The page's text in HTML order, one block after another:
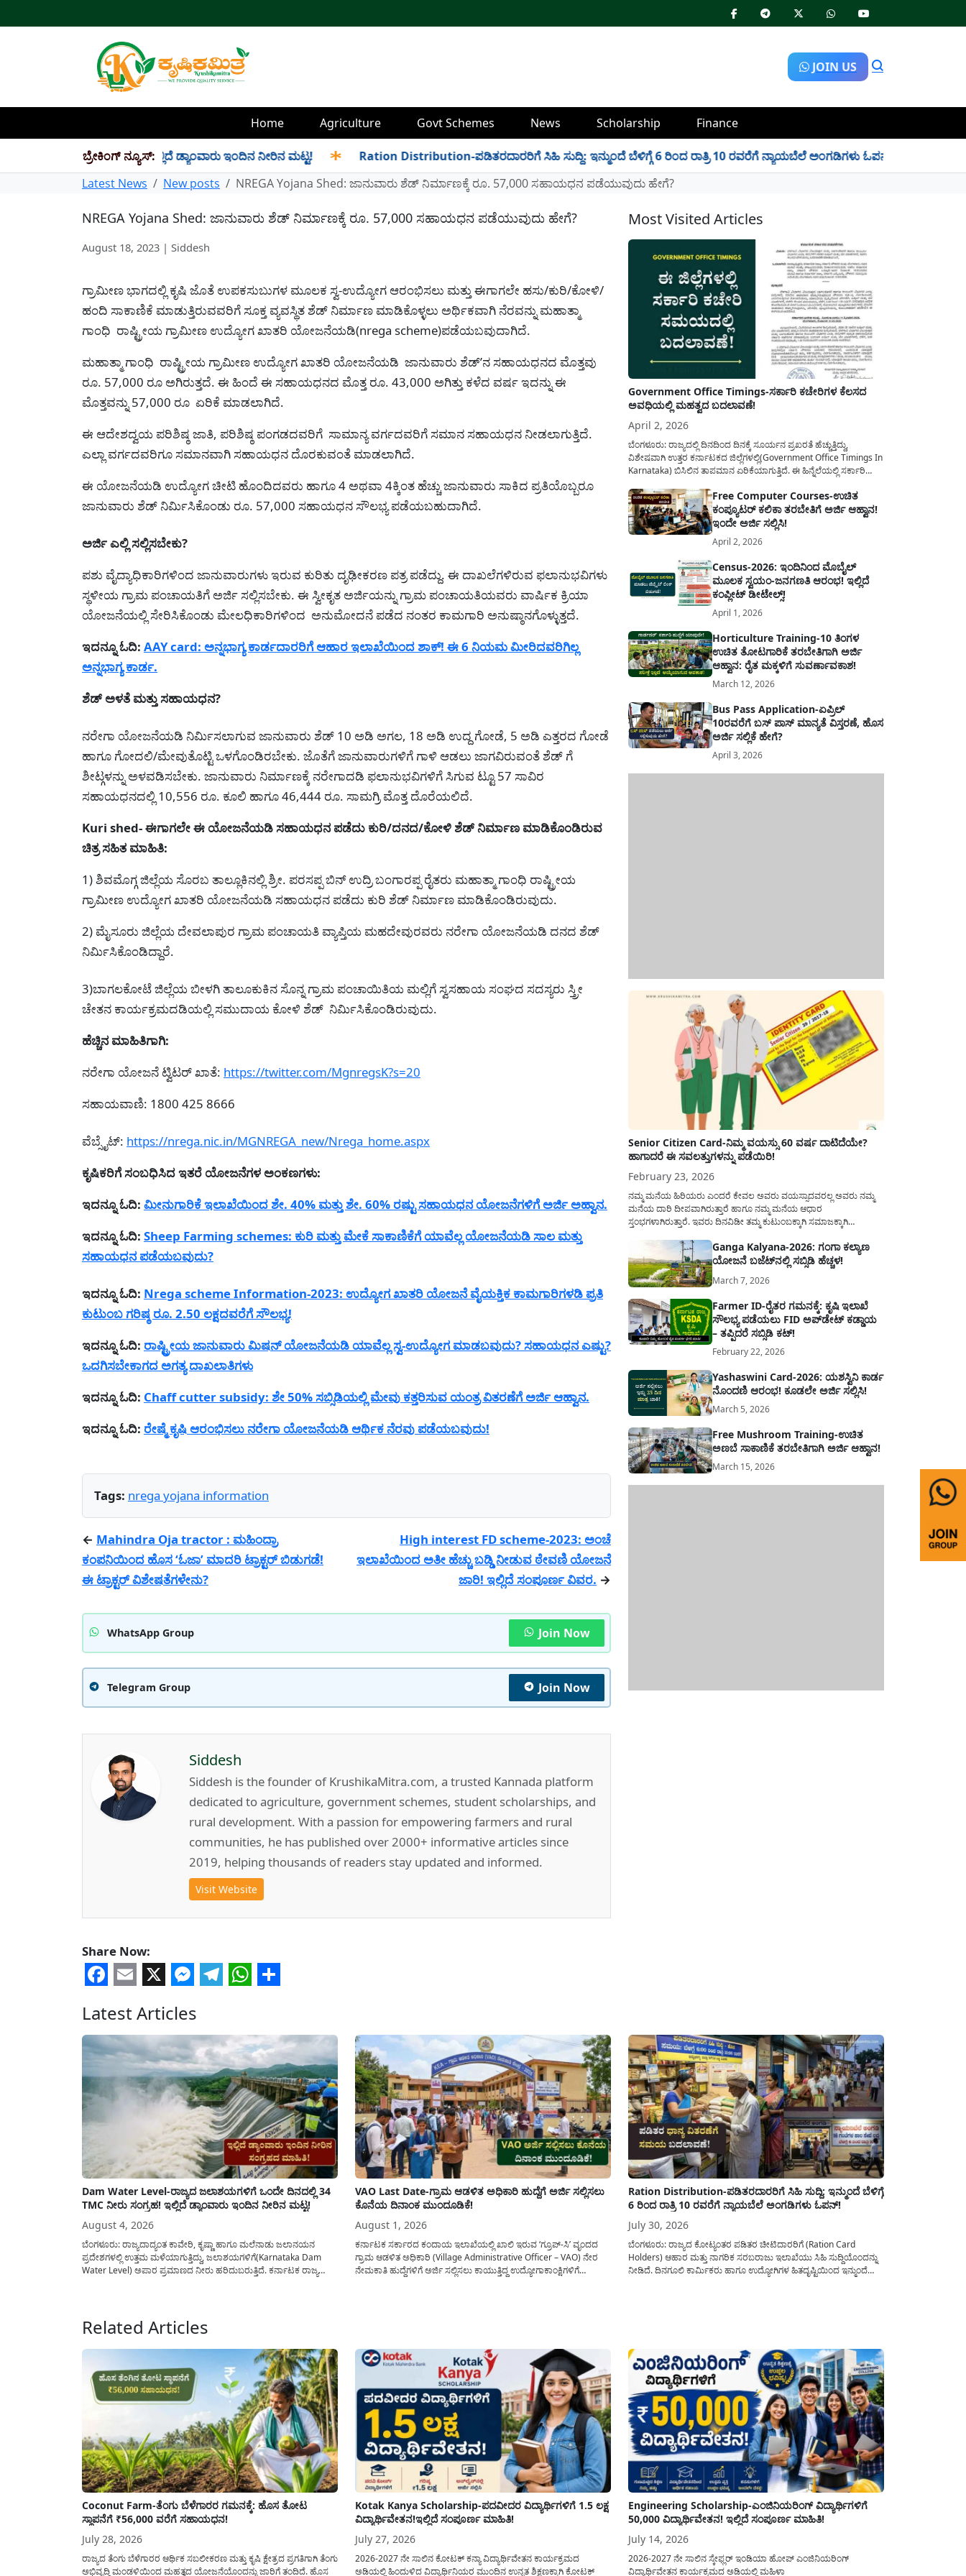
JOIN US
Home Agriculture Govt Schemes News Scholarship Finance
ಬ್ರೇಕಿಂಗ್ ನ್ಯೂಸ್:
TMC ನೀರು ಸಂಗ್ರಹ! ಇಲ್ಲಿದೆ ಡ್ಯಾಂವಾರು ಇಂದಿನ ನೀರಿನ ಮಟ್ಟ! ✱ Ration Distribution-ಪಡಿತರದಾರರಿಗೆ ಸಿಹಿ ಸುದ್ದಿ: ಇನ್ಮುಂದೆ ಬೆಳಿಗ್ಗೆ 6 ರಿಂದ ರಾತ್ರಿ 10 ರವರೆಗೆ ನ್ಯಾಯಬೆಲೆ ಅಂಗಡಿಗಳು ಓಪನ್! ✱
Latest News
New posts NREGA Yojana Shed: ಜಾನುವಾರು ಶೆಡ್ ನಿರ್ಮಾಣಕ್ಕೆ ರೂ. 57,000 ಸಹಾಯಧನ ಪಡೆಯುವುದು ಹೇಗೆ?
NREGA Yojana Shed: ಜಾನುವಾರು ಶೆಡ್ ನಿರ್ಮಾಣಕ್ಕೆ ರೂ. 57,000 ಸಹಾಯಧನ ಪಡೆಯುವುದು ಹೇಗೆ?
August 18, 2023 | Siddesh
ಗ್ರಾಮೀಣ ಭಾಗದಲ್ಲಿ ಕೃಷಿ ಜೊತೆ ಉಪಕಸುಬುಗಳ ಮೂಲಕ ಸ್ವ-ಉದ್ಯೋಗ ಆರಂಭಿಸಲು ಮತ್ತು ಈಗಾಗಲೇ ಹಸು/ಕುರಿ/ಕೋಳಿ/
ಹಂದಿ ಸಾಕಾಣಿಕೆ ಮಾಡುತ್ತಿರುವವರಿಗೆ ಸೂಕ್ತ ವ್ಯವಸ್ಥಿತ ಶೆಡ್ ನಿರ್ಮಾಣ ಮಾಡಿಕೊಳ್ಳಲು ಅರ್ಥಿಕವಾಗಿ ನೆರವನ್ನು ಮಹಾತ್ಮಾ
ಗಾಂಧಿ ರಾಷ್ಟ್ರೀಯ ಗ್ರಾಮೀಣ ಉದ್ಯೋಗ ಖಾತರಿ ಯೋಜನೆಯಡಿ(nrega scheme)ಪಡೆಯಬವುದಾಗಿದೆ.
ಮಹಾತ್ಮಾ ಗಾಂಧಿ ರಾಷ್ಟ್ರೀಯ ಗ್ರಾಮೀಣ ಉದ್ಯೋಗ ಖಾತರಿ ಯೋಜನೆಯಡಿ ಜಾನುವಾರು ಶೆಡ್’ನ ಸಹಾಯಧನದ ಮೊತ್ತವು
ರೂ. 57,000 ರೂ ಅಗಿರುತ್ತದೆ. ಈ ಹಿಂದೆ ಈ ಸಹಾಯಧನದ ಮೊತ್ತ ರೂ. 43,000 ಅಗಿತ್ತು ಕಳೆದ ವರ್ಷ ಇದನ್ನು ಈ
ಮೊತ್ತವನ್ನು 57,000 ರೂ ಏರಿಕೆ ಮಾಡಲಾಗಿದೆ.
ಈ ಆದೇಶದ್ವಯ ಪರಿಶಿಷ್ಠ ಜಾತಿ, ಪರಿಶಿಷ್ಠ ಪಂಗಡದವರಿಗೆ ಸಾಮಾನ್ಯ ವರ್ಗದವರಿಗೆ ಸಮಾನ ಸಹಾಯಧನ ನೀಡಲಾಗುತ್ತಿದೆ.
ಎಲ್ಲಾ ವರ್ಗದವರಿಗೂ ಸಮಾನವಾಗಿ ಸಹಾಯಧನ ದೊರಕುವಂತೆ ಮಾಡಲಾಗಿದೆ.
ಈ ಯೋಜನೆಯಡಿ ಉದ್ಯೋಗ ಚೀಟಿ ಹೊಂದಿದವರು ಹಾಗೂ 4 ಅಥವಾ 4ಕ್ಕಿಂತ ಹೆಚ್ಚು ಜಾನುವಾರು ಸಾಕಿದ ಪ್ರತಿಯೊಬ್ಬರೂ
ಜಾನುವಾರು ಶೆಡ್ ನಿರ್ಮಿಸಿಕೊಂಡು ರೂ. 57,000 ಸಹಾಯಧನ ಸೌಲಭ್ಯ ಪಡೆಯಬಹುದಾಗಿದೆ.
ಅರ್ಜಿ ಎಲ್ಲಿ ಸಲ್ಲಿಸಬೇಕು?
ಪಶು ವೈದ್ಯಾಧಿಕಾರಿಗಳಿಂದ ಜಾನುವಾರುಗಳು ಇರುವ ಕುರಿತು ದೃಢೀಕರಣ ಪತ್ರ ಪಡೆದ್ದು. ಈ ದಾಖಲೆಗಳಿರುವ ಫಲಾನುಭವಿಗಳು
ಸ್ಥಳೀಯ ಗ್ರಾಮ ಪಂಚಾಯತಿಗೆ ಅರ್ಜಿ ಸಲ್ಲಿಸಬೇಕು. ಈ ಸ್ವೀಕೃತ ಅರ್ಜಿಯನ್ನು ಗ್ರಾಮ ಪಂಚಾಯತಿಯವರು ವಾರ್ಷಿಕ ಕ್ರಿಯಾ
ಯೋಜನೆಯಲ್ಲಿ ಸೇರಿಸಿಕೊಂಡು ಮೇಲಧಿಕಾರಿಗಳಿಂದ ಅನುಮೋದನೆ ಪಡೆದ ನಂತರ ಕಾಮಗಾರಿ ಅನುಷ್ಠಾನಗೊಳ್ಳುತ್ತದೆ.
ಇದನ್ನೂ ಓದಿ: AAY card: ಅನ್ನಭಾಗ್ಯ ಕಾರ್ಡದಾರರಿಗೆ ಆಹಾರ ಇಲಾಖೆಯಿಂದ ಶಾಕ್! ಈ 6 ನಿಯಮ ಮೀರಿದವರಿಗಿಲ್ಲ
ಅನ್ನಭಾಗ್ಯ ಕಾರ್ಡ.
ಶೆಡ್ ಅಳತೆ ಮತ್ತು ಸಹಾಯಧನ?
ನರೇಗಾ ಯೋಜನೆಯಡಿ ನಿರ್ಮಿಸಲಾಗುವ ಜಾನುವಾರು ಶೆಡ್ 10 ಅಡಿ ಅಗಲ, 18 ಅಡಿ ಉದ್ದ ಗೋಡೆ, 5 ಅಡಿ ಎತ್ತರದ ಗೋಡೆ
ಹಾಗೂ ಗೋದಲಿ/ಮೇವುತೊಟ್ಟಿ ಒಳಗೊಂಡಿರಬೇಕು. ಜೊತೆಗೆ ಜಾನುವಾರುಗಳಿಗೆ ಗಾಳಿ ಆಡಲು ಜಾಗವಿರುವಂತೆ ಶೆಡ್ ಗೆ
ಶೀಟ್ಗಳನ್ನು ಅಳವಡಿಸಬೇಕು. ಜಾನುವಾರು ನಿರ್ಮಾಣಕ್ಕೆ ನರೇಗಾದಡಿ ಫಲಾನುಭವಿಗಳಿಗೆ ಸಿಗುವ ಟ್ಟೂ 57 ಸಾವಿರ
ಸಹಾಯಧನದಲ್ಲಿ 10,556 ರೂ. ಕೂಲಿ ಹಾಗೂ 46,444 ರೂ. ಸಾಮಗ್ರಿ ಮೊತ್ತ ದೊರೆಯಲಿದೆ.
Kuri shed- ಈಗಾಗಲೇ ಈ ಯೋಜನೆಯಡಿ ಸಹಾಯಧನ ಪಡೆದು ಕುರಿ/ದನದ/ಕೋಳಿ ಶೆಡ್ ನಿರ್ಮಾಣ ಮಾಡಿಕೊಂಡಿರುವ
ಚಿತ್ರ ಸಹಿತ ಮಾಹಿತಿ:
1) ಶಿವಮೊಗ್ಗ ಜಿಲ್ಲೆಯ ಸೊರಬ ತಾಲ್ಲೂಕಿನಲ್ಲಿ ಶ್ರೀ. ಪರಸಪ್ಪ ಬಿನ್ ಉದ್ರಿ ಬಂಗಾರಪ್ಪ ರೈತರು ಮಹಾತ್ಮಾ ಗಾಂಧಿ ರಾಷ್ಟ್ರೀಯ
ಗ್ರಾಮೀಣ ಉದ್ಯೋಗ ಖಾತರಿ ಯೋಜನೆಯಡಿ ಸಹಾಯಧನ ಪಡೆದು ಕುರಿ ಶೆಡ್ ನಿರ್ಮಾಣ ಮಾಡಿಕೊಂಡಿರುವುದು.
2) ಮೈಸೂರು ಜಿಲ್ಲೆಯ ದೇವಲಾಪುರ ಗ್ರಾಮ ಪಂಚಾಯತಿ ವ್ಯಾಪ್ತಿಯ ಮಹದೇವುರವರು ನರೇಗಾ ಯೋಜನೆಯಡಿ ದನದ ಶೆಡ್
ನಿರ್ಮಿಸಿಕೊಂಡಿದ್ದಾರೆ.
3)ಬಾಗಲಕೋಟೆ ಜಿಲ್ಲೆಯ ಬೀಳಗಿ ತಾಲೂಕುಕಿನ ಸೊನ್ನ ಗ್ರಾಮ ಪಂಚಾಯಿತಿಯ ಮಲ್ಲಿಗೆ ಸ್ವಸಹಾಯ ಸಂಘದ ಸದಸ್ಯರು ಸ್ತ್ರೀ
ಚೇತನ ಕಾರ್ಯಕ್ರಮದಡಿಯಲ್ಲಿ ಸಮುದಾಯ ಕೋಳಿ ಶೆಡ್ ನಿರ್ಮಿಸಿಕೊಂಡಿರುವುದು.
ಹೆಚ್ಚಿನ ಮಾಹಿತಿಗಾಗಿ:
ನರೇಗಾ ಯೋಜನೆ ಟ್ವಿಟರ್ ಖಾತೆ: https://twitter.com/MgnregsK?s=20
ಸಹಾಯವಾಣಿ: 1800 425 8666
ವೆಬ್ಸೈಟ್: https://nrega.nic.in/MGNREGA_new/Nrega_home.aspx
ಕೃಷಿಕರಿಗೆ ಸಂಬಧಿಸಿದ ಇತರೆ ಯೋಜನೆಗಳ ಅಂಕಣಗಳು:
ಇದನ್ನೂ ಓದಿ: ಮೀನುಗಾರಿಕೆ ಇಲಾಖೆಯಿಂದ ಶೇ. 40% ಮತ್ತು ಶೇ. 60% ರಷ್ಟು ಸಹಾಯಧನ ಯೋಜನೆಗಳಿಗೆ ಅರ್ಜಿ ಅಹ್ವಾನ.
ಇದನ್ನೂ ಓದಿ: Sheep Farming schemes: ಕುರಿ ಮತ್ತು ಮೇಕೆ ಸಾಕಾಣಿಕೆಗೆ ಯಾವೆಲ್ಲ ಯೋಜನೆಯಡಿ ಸಾಲ ಮತ್ತು
ಸಹಾಯಧನ ಪಡೆಯಬವುದು?
ಇದನ್ನೂ ಓದಿ: Nrega scheme Information-2023: ಉದ್ಯೋಗ ಖಾತರಿ ಯೋಜನೆ ವೈಯಕ್ತಿಕ ಕಾಮಗಾರಿಗಳಡಿ ಪ್ರತಿ
ಕುಟುಂಬ ಗರಿಷ್ಠ ರೂ. 2.50 ಲಕ್ಷದವರೆಗೆ ಸೌಲಭ್ಯ!
ಇದನ್ನೂ ಓದಿ: ರಾಷ್ಟ್ರೀಯ ಜಾನುವಾರು ಮಿಷನ್ ಯೋಜನೆಯಡಿ ಯಾವೆಲ್ಲ ಸ್ವ-ಉದ್ಯೋಗ ಮಾಡಬವುದು? ಸಹಾಯಧನ ಎಷ್ಟು?
ಒದಗಿಸಬೇಕಾಗದ ಅಗತ್ಯ ದಾಖಲಾತಿಗಳು
ಇದನ್ನೂ ಓದಿ: Chaff cutter subsidy: ಶೇ 50% ಸಬ್ಸಿಡಿಯಲ್ಲಿ ಮೇವು ಕತ್ತರಿಸುವ ಯಂತ್ರ ವಿತರಣೆಗೆ ಅರ್ಜಿ ಆಹ್ವಾನ.
ಇದನ್ನೂ ಓದಿ: ರೇಷ್ಮೆ ಕೃಷಿ ಆರಂಭಿಸಲು ನರೇಗಾ ಯೋಜನೆಯಡಿ ಆರ್ಥಿಕ ನೆರವು ಪಡೆಯಬವುದು!
Tags: nrega yojana information
← Mahindra Oja tractor : ಮಹಿಂದ್ರಾ
ಕಂಪನಿಯಿಂದ ಹೊಸ ‘ಓಜಾ’ ಮಾದರಿ ಟ್ರಾಕ್ಟರ್ ಬಿಡುಗಡೆ!
ಈ ಟ್ರಾಕ್ಟರ್ ವಿಶೇಷತೆಗಳೇನು?
High interest FD scheme-2023: ಅಂಚೆ
ಇಲಾಖೆಯಿಂದ ಅತೀ ಹೆಚ್ಚು ಬಡ್ಡಿ ನೀಡುವ ಠೇವಣಿ ಯೋಜನೆ
ಜಾರಿ! ಇಲ್ಲಿದೆ ಸಂಪೂರ್ಣ ವಿವರ. →
WhatsApp Group Join Now
Telegram Group Join Now
Siddesh
Siddesh is the founder of KrushikaMitra.com, a trusted Kannada platform
dedicated to agriculture, government schemes, student scholarships, and
rural development. With a passion for empowering farmers and rural
communities, he has published over 2000+ informative articles since
2019, helping thousands of readers stay updated and informed.
Visit Website
Share Now:
Facebook
Email
X Messenger
Telegram
WhatsApp
Share
Most Visited Articles
Government Office Timings-ಸರ್ಕಾರಿ ಕಚೇರಿಗಳ ಕೆಲಸದ
ಅವಧಿಯಲ್ಲಿ ಮಹತ್ವದ ಬದಲಾವಣೆ!
April 2, 2026
ಬೆಂಗಳೂರು: ರಾಜ್ಯದಲ್ಲಿ ದಿನದಿಂದ ದಿನಕ್ಕೆ ಸೂರ್ಯನ ಪ್ರಖರತೆ ಹೆಚ್ಚುತ್ತಿದ್ದು,
ವಿಶೇಷವಾಗಿ ಉತ್ತರ ಕರ್ನಾಟಕದ ಜಿಲ್ಲೆಗಳಲ್ಲಿ(Government Office Timings In
Karnataka) ಬಿಸಿಲಿನ ತಾಪಮಾನ ಏರಿಕೆಯಾಗುತ್ತಿದೆ. ಈ ಹಿನ್ನೆಲೆಯಲ್ಲಿ ಸರ್ಕಾರಿ
ಸರ್ಕಾರವು ಮಹತ್ವದ ನಿರ್ಧಾರವೊಂದನ್ನು ಕೈಗೊಂಡಿದೆ. ಕಿತ್ತೂರು ಕರ್ನಾಟಕ ಮತ್ತು
ಕಲ್ಯಾಣ ಕರ್ನಾಟಕದ ಒಟ್ಟು 9 ಜಿಲ್ಲೆಗಳಲ್ಲಿ ಏಪ್ರಿಲ್...
Free Computer Courses-ಉಚಿತ
ಕಂಪ್ಯೂಟರ್ ಕಲಿಕಾ ತರಬೇತಿಗೆ ಅರ್ಜಿ ಆಹ್ವಾನ!
ಇಂದೇ ಅರ್ಜಿ ಸಲ್ಲಿಸಿ!
April 2, 2026
Census-2026: ಇಂದಿನಿಂದ ಮೊಬೈಲ್
ಮೂಲಕ ಸ್ವಯಂ-ಜನಗಣತಿ ಆರಂಭ! ಇಲ್ಲಿದೆ
ಕಂಪ್ಲೀಟ್ ಡೀಟೇಲ್ಸ್!
April 1, 2026
Horticulture Training-10 ತಿಂಗಳ
ಉಚಿತ ತೋಟಗಾರಿಕೆ ತರಬೇತಿಗಾಗಿ ಅರ್ಜಿ
ಆಹ್ವಾನ: ರೈತ ಮಕ್ಕಳಿಗೆ ಸುವರ್ಣಾವಕಾಶ!
March 12, 2026
Bus Pass Application-ಏಪ್ರಿಲ್
10ರವರೆಗೆ ಬಸ್ ಪಾಸ್ ಮಾನ್ಯತೆ ವಿಸ್ತರಣೆ, ಹೊಸ
ಅರ್ಜಿ ಸಲ್ಲಿಕೆ ಹೇಗೆ?
April 3, 2026
Senior Citizen Card-ನಿಮ್ಮ ವಯಸ್ಸು 60 ವರ್ಷ ದಾಟಿದೆಯೇ?
ಹಾಗಾದರೆ ಈ ಸವಲತ್ತುಗಳನ್ನು ಪಡೆಯಿರಿ!
February 23, 2026
ನಮ್ಮ ಮನೆಯ ಹಿರಿಯರು ಎಂದರೆ ಕೇವಲ ಅವರು ವಯಸ್ಸಾದವರಲ್ಲ ಅವರು ನಮ್ಮ
ಮನೆಯ ದಾರಿ ದೀಪವಾಗಿರುತ್ತಾರೆ ಹಾಗೂ ನಮ್ಮ ಮನೆಯ ಆಧಾರ
ಸ್ತಂಭಗಳಾಗಿರುತ್ತಾರೆ. ಇವರು ದಿನವಿಡೀ ತಮ್ಮ ಕುಟುಂಬಕ್ಕಾಗಿ ಸಮಾಜಕ್ಕಾಗಿ
ನೆಮ್ಮದಿಯಿಂದ ಕಳೆಯಬೇಕೆಂಬುದು ಪ್ರತಿಯೊಬ್ಬರ ಕನಸಾಗಿರುತ್ತದೆ ಆದ್ದರಿಂದ
ಸರ್ಕಾರವು ಹಿರಿಯ ನಾಗರಿಕರ ಗುರುತಿನ ಚೀಟಿ...
Ganga Kalyana-2026: ಗಂಗಾ ಕಲ್ಯಾಣ
ಯೋಜನೆ ಬಜೆಟ್‌ನಲ್ಲಿ ಸಬ್ಸಿಡಿ ಹೆಚ್ಚಳ!
March 7, 2026
Farmer ID-ರೈತರ ಗಮನಕ್ಕೆ: ಕೃಷಿ ಇಲಾಖೆ
ಸೌಲಭ್ಯ ಪಡೆಯಲು FID ಅಪ್‌ಡೇಟ್ ಕಡ್ಡಾಯ
– ತಪ್ಪಿದರೆ ಸಬ್ಸಿಡಿ ಕಟ್!
February 22, 2026
Yashaswini Card-2026: ಯಶಸ್ವಿನಿ ಕಾರ್ಡ
ನೊಂದಣಿ ಆರಂಭ! ಕೂಡಲೇ ಅರ್ಜಿ ಸಲ್ಲಿಸಿ!
March 5, 2026
Free Mushroom Training-ಉಚಿತ
ಅಣಬೆ ಸಾಕಾಣಿಕೆ ತರಬೇತಿಗಾಗಿ ಅರ್ಜಿ ಆಹ್ವಾನ!
March 15, 2026
Latest Articles
Dam Water Level-ರಾಜ್ಯದ ಜಲಾಶಯಗಳಿಗೆ ಒಂದೇ ದಿನದಲ್ಲಿ 34
TMC ನೀರು ಸಂಗ್ರಹ! ಇಲ್ಲಿದೆ ಡ್ಯಾಂವಾರು ಇಂದಿನ ನೀರಿನ ಮಟ್ಟ!
August 4, 2026
ಬೆಂಗಳೂರು: ರಾಜ್ಯದಾದ್ಯಂತ ಕಾವೇರಿ, ಕೃಷ್ಣಾ ಹಾಗೂ ಮಲೆನಾಡು ಜಲಾನಯನ
ಪ್ರದೇಶಗಳಲ್ಲಿ ಉತ್ತಮ ಮಳೆಯಾಗುತ್ತಿದ್ದು, ಜಲಾಶಯಗಳಿಗೆ(Karnataka Dam
Water Level) ಅಪಾರ ಪ್ರಮಾಣದ ನೀರು ಹರಿದುಬರುತ್ತಿದೆ. ಕರ್ನಾಟಕ ರಾಜ್ಯ
VAO Last Date-ಗ್ರಾಮ ಆಡಳಿತ ಅಧಿಕಾರಿ ಹುದ್ದೆಗೆ ಅರ್ಜಿ ಸಲ್ಲಿಸಲು
ಕೊನೆಯ ದಿನಾಂಕ ಮುಂದೂಡಿಕೆ!
August 1, 2026
ಕರ್ನಾಟಕ ಸರ್ಕಾರದ ಕಂದಾಯ ಇಲಾಖೆಯಲ್ಲಿ ಖಾಲಿ ಇರುವ ‘ಗ್ರೂಪ್-ಸಿ’ ವೃಂದದ
ಗ್ರಾಮ ಆಡಳಿತ ಅಧಿಕಾರಿ (Village Administrative Officer – VAO) ನೇರ
ನೇಮಕಾತಿ ಹುದ್ದೆಗಳಿಗೆ ಅರ್ಜಿ ಸಲ್ಲಿಸಲು ಕಾಯುತ್ತಿದ್ದ ಉದ್ಯೋಗಾಕಾಂಕ್ಷಿಗಳಿಗೆ
Ration Distribution-ಪಡಿತರದಾರರಿಗೆ ಸಿಹಿ ಸುದ್ದಿ: ಇನ್ಮುಂದೆ ಬೆಳಿಗ್ಗೆ
6 ರಿಂದ ರಾತ್ರಿ 10 ರವರೆಗೆ ನ್ಯಾಯಬೆಲೆ ಅಂಗಡಿಗಳು ಓಪನ್!
July 30, 2026
ಬೆಂಗಳೂರು: ರಾಜ್ಯದ ಕೋಟ್ಯಂತರ ಪಡಿತರ ಚೀಟಿದಾರರಿಗೆ (Ration Card
Holders) ಆಹಾರ ಮತ್ತು ನಾಗರಿಕ ಸರಬರಾಜು ಇಲಾಖೆಯು ಸಿಹಿ ಸುದ್ದಿಯೊಂದನ್ನು
ನೀಡಿದೆ. ದಿನಗೂಲಿ ಕಾರ್ಮಿಕರು ಹಾಗೂ ಉದ್ಯೋಗಿಗಳ ಹಿತದೃಷ್ಟಿಯಿಂದ ಇನ್ಮುಂದೆ
Related Articles
Coconut Farm-ತೆಂಗು ಬೆಳೆಗಾರರ ಗಮನಕ್ಕೆ: ಹೊಸ ತೋಟ
ಸ್ಥಾಪನೆಗೆ ₹56,000 ವರೆಗೆ ಸಹಾಯಧನ!
July 28, 2026
ರಾಜ್ಯದ ತೆಂಗು ಬೆಳೆಗಾರರ ಆರ್ಥಿಕ ಸಬಲೀಕರಣ ಮತ್ತು ಕೃಷಿ ಕ್ಷೇತ್ರದ ಪ್ರಗತಿಗಾಗಿ ತೆಂಗು
ಅಭಿವೃದ್ದಿ ಮಂಡಳಿಯಿಂದ ಮಹತ್ವದ ಯೋಜನೆಯೊಂದನ್ನು ಜಾರಿಗೆ ತಂದಿದೆ. ಹೊಸ
Kotak Kanya Scholarship-ಪದವೀದರ ವಿದ್ಯಾರ್ಥಿಗಳಿಗೆ 1.5 ಲಕ್ಷ
ವಿದ್ಯಾರ್ಥಿವೇತನ!ಇಲ್ಲಿದೆ ಸಂಪೂರ್ಣ ಮಾಹಿತಿ!
July 27, 2026
2026-2027 ನೇ ಸಾಲಿನ ಕೋಟಕ್ ಕನ್ಯಾ ವಿದ್ಯಾರ್ಥಿವೇತನ ಕಾರ್ಯಕ್ರಮದ
ಅಡಿಯಲ್ಲಿ ಹಿಂದುಳಿದ ವಿದ್ಯಾರ್ಥಿನಿಯರ ಮುಂದಿನ ಉನ್ನತ ಶಿಕ್ಷಣಕ್ಕಾಗಿ ಕೋಟಕ್
Engineering Scholarship-ಎಂಜಿನಿಯರಿಂಗ್ ವಿದ್ಯಾರ್ಥಿಗಳಿಗೆ
50,000 ವಿದ್ಯಾರ್ಥಿವೇತನ! ಇಲ್ಲಿದೆ ಸಂಪೂರ್ಣ ಮಾಹಿತಿ!
July 14, 2026
2026-2027 ನೇ ಸಾಲಿನ ಸ್ಕೇಫ್ಲರ್ ಇಂಡಿಯಾ ಹೋಪ್ ಎಂಜಿನಿಯರಿಂಗ್
ವಿದ್ಯಾರ್ಥಿವೇತನ ಕಾರ್ಯಕ್ರಮದ ಅಡಿಯಲ್ಲಿ ಮಹಿಳಾ